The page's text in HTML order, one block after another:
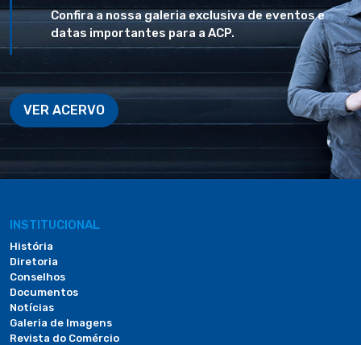
Confira a nossa galeria exclusiva de eventos e
datas importantes para a ACP.
VER ACERVO
INSTITUCIONAL
História
Diretoria
Conselhos
Documentos
Notícias
Galeria de Imagens
Revista do Comércio